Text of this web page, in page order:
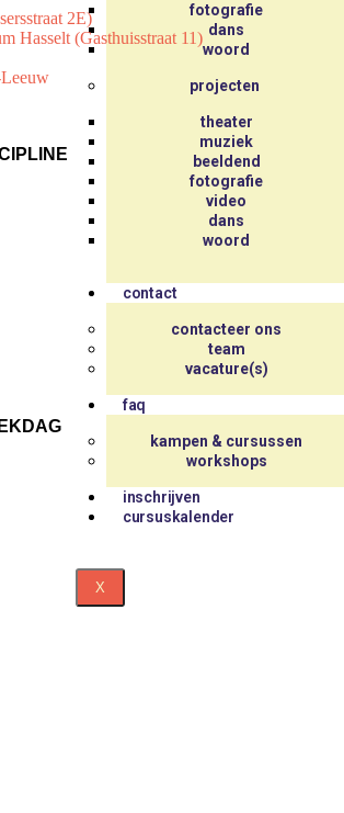
fotografie
dans
woord
projecten
theater
muziek
beeldend
fotografie
video
dans
woord
contact
contacteer ons
team
vacature(s)
faq
kampen & cursussen
workshops
inschrijven
cursuskalender
X
2E)
Hasselt (Gasthuisstraat 11)